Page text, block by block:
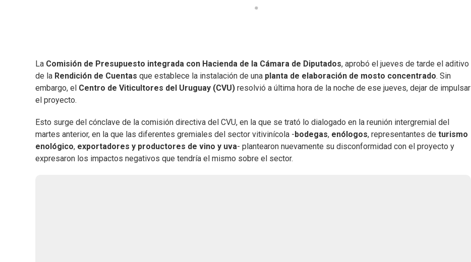
La Comisión de Presupuesto integrada con Hacienda de la Cámara de Diputados, aprobó el jueves de tarde el aditivo
de la Rendición de Cuentas que establece la instalación de una planta de elaboración de mosto concentrado. Sin
embargo, el Centro de Viticultores del Uruguay (CVU) resolvió a última hora de la noche de ese jueves, dejar de impulsar
el proyecto.
Esto surge del cónclave de la comisión directiva del CVU, en la que se trató lo dialogado en la reunión intergremial del
martes anterior, en la que las diferentes gremiales del sector vitivinícola - bodegas, enólogos, representantes de turismo
enológico, exportadores y productores de vino y uva- plantearon nuevamente su disconformidad con el proyecto y
expresaron los impactos negativos que tendría el mismo sobre el sector.